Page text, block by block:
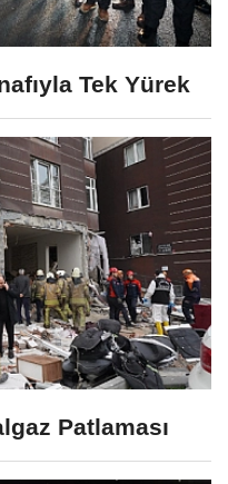
Tek Yürek
Patlaması